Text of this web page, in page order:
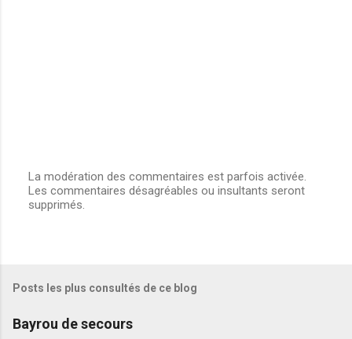
E
n
t
e
r
La modération des commentaires est parfois activée.
Les commentaires désagréables ou insultants seront
supprimés.
Posts les plus consultés de ce blog
Bayrou de secours